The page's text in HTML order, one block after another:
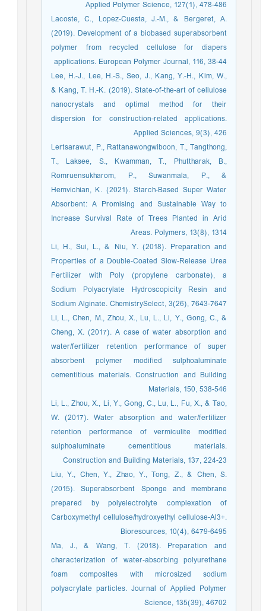
Applied Polymer Science, 127(1), 478-486
Lacoste, C., Lopez-Cuesta, J.-M., & Bergeret, A.
(2019). Development of a biobased superabsorbent
polymer from recycled cellulose for diapers
applications. European Polymer Journal, 116, 38-44
Lee, H.-J., Lee, H.-S., Seo, J., Kang, Y.-H., Kim, W.,
& Kang, T. H.-K. (2019). State-of-the-art of cellulose
nanocrystals and optimal method for their
dispersion for construction-related applications.
Applied Sciences, 9(3), 426
Lertsarawut, P., Rattanawongwiboon, T., Tangthong,
T., Laksee, S., Kwamman, T., Phuttharak, B.,
Romruensukharom, P., Suwanmala, P., &
Hemvichian, K. (2021). Starch-Based Super Water
Absorbent: A Promising and Sustainable Way to
Increase Survival Rate of Trees Planted in Arid
Areas. Polymers, 13(8), 1314
Li, H., Sui, L., & Niu, Y. (2018). Preparation and
Properties of a Double‐Coated Slow‐Release Urea
Fertilizer with Poly (propylene carbonate), a
Sodium Polyacrylate Hydroscopicity Resin and
Sodium Alginate. ChemistrySelect, 3(26), 7643-7647
Li, L., Chen, M., Zhou, X., Lu, L., Li, Y., Gong, C., &
Cheng, X. (2017). A case of water absorption and
water/fertilizer retention performance of super
absorbent polymer modified sulphoaluminate
cementitious materials. Construction and Building
Materials, 150, 538-546
Li, L., Zhou, X., Li, Y., Gong, C., Lu, L., Fu, X., & Tao,
W. (2017). Water absorption and water/fertilizer
retention performance of vermiculite modified
sulphoaluminate cementitious materials.
Construction and Building Materials, 137, 224-23
Liu, Y., Chen, Y., Zhao, Y., Tong, Z., & Chen, S.
(2015). Superabsorbent Sponge and membrane
prepared by polyelectrolyte complexation of
Carboxymethyl cellulose/hydroxyethyl cellulose-Al3+.
Bioresources, 10(4), 6479-6495
Ma, J., & Wang, T. (2018). Preparation and
characterization of water‐absorbing polyurethane
foam composites with microsized sodium
polyacrylate particles. Journal of Applied Polymer
Science, 135(39), 46702